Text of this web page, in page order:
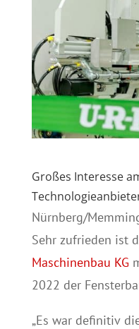
Großes Interesse
Nürnberg/
Sehr zufrieden ist
Maschinenbau KG
2022 der
„Es war definitiv